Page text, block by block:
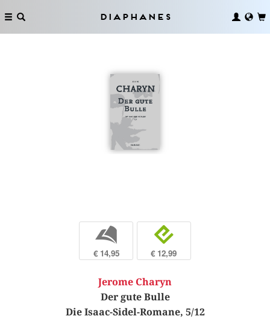
Diaphanes
b
€ 14,95
e
€ 12,99
Jerome Charyn
Der gute Bulle
Die Isaac-Sidel-Romane, 5/12